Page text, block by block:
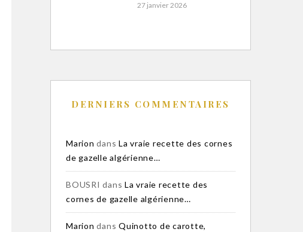
27 janvier 2026
DERNIERS COMMENTAIRES
Marion dans La vraie recette des cornes
de gazelle algérienne…
BOUSRI dans La vraie recette des
cornes de gazelle algérienne…
Marion dans Quinotto de carotte,